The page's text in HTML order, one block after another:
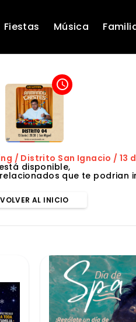
Fiestas Música
access_time
/ Distrito San Ignacio / 13
está disponible,
que te podrian
VOLVER AL INICIO